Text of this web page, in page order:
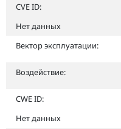
CVE ID:
Нет данных
Вектор эксплуатации:
Воздействие:
CWE ID:
Нет данных